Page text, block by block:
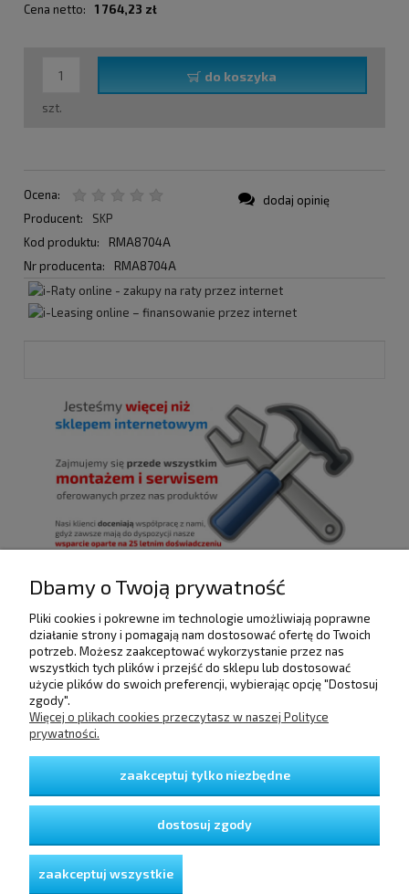
Cena netto: 1 764,23 zł
szt.
do koszyka
Ocena:
Producent:
SKP
Kod produktu:
RMA8704A
Nr producenta:
RMA8704A
dodaj opinię
POMOC
DOSTAWA I PŁATNOŚCI
GWARANCJA I ZWROTY
O FIRMIE
Dbamy o Twoją prywatność
Pliki cookies i pokrewne im technologie umożliwiają poprawne
działanie strony i pomagają nam dostosować ofertę do Twoich
potrzeb. Możesz zaakceptować wykorzystanie przez nas
wszystkich tych plików i przejść do sklepu lub dostosować
użycie plików do swoich preferencji, wybierając opcję "Dostosuj
zgody".
Więcej o plikach cookies przeczytasz w naszej Polityce
prywatności.
zaakceptuj tylko niezbędne
dostosuj zgody
zaakceptuj wszystkie